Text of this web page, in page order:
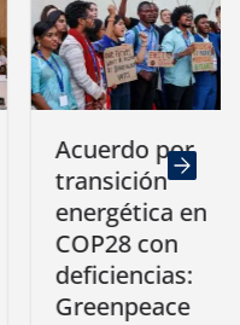
Acuerdo por
transición
energética en
COP28 con
deficiencias:
Greenpeace